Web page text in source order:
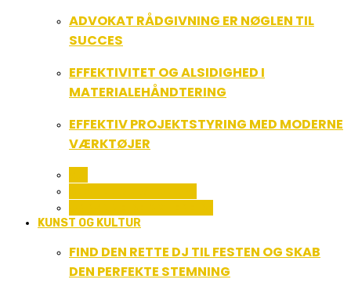
ADVOKAT RÅDGIVNING ER NØGLEN TIL
SUCCES
EFFEKTIVITET OG ALSIDIGHED I
MATERIALEHÅNDTERING
EFFEKTIV PROJEKTSTYRING MED MODERNE
VÆRKTØJER
KUNST OG KULTUR
FIND DEN RETTE DJ TIL FESTEN OG SKAB
DEN PERFEKTE STEMNING